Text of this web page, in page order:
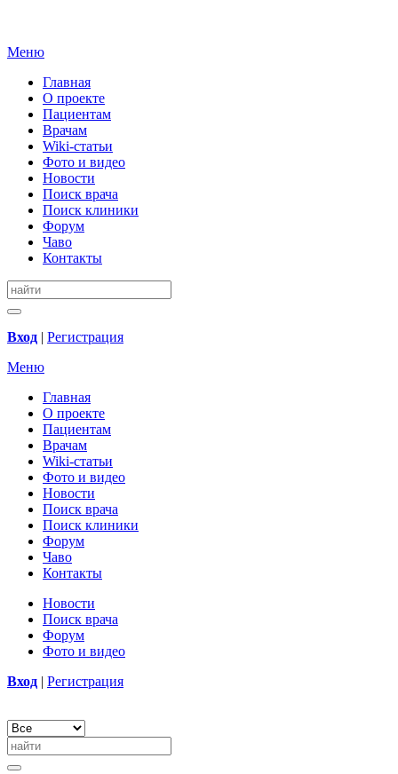
Меню
Главная
О проекте
Пациентам
Врачам
Wiki-статьи
Фото и видео
Новости
Поиск врача
Поиск клиники
Форум
Чаво
Контакты
Вход | Регистрация
Меню
Главная
О проекте
Пациентам
Врачам
Wiki-статьи
Фото и видео
Новости
Поиск врача
Поиск клиники
Форум
Чаво
Контакты
Новости
Поиск врача
Форум
Фото и видео
Вход | Регистрация